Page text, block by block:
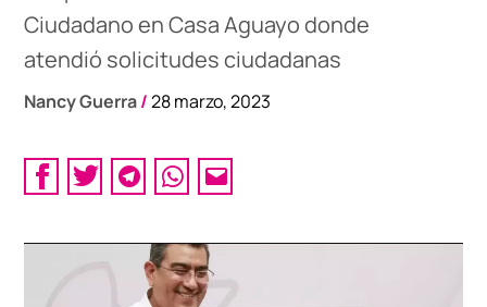
Ciudadano en Casa Aguayo donde
atendió solicitudes ciudadanas
Nancy Guerra/ 28 marzo, 2023